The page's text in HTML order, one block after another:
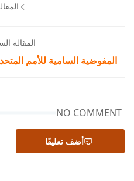
المقالة
المفوضية السامية للأمم
NO COMMENT
أضف تعليقًا